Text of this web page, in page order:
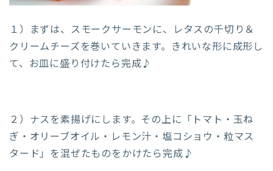
１）まずは、スモークサーモンに、レタスの千切り＆
クリームチーズを巻いていきます。きれいな形に成形し
て、お皿に盛り付けたら完成♪
２）ナスを素揚げにします。その上に「トマト・玉ね
ぎ・オリーブオイル・レモン汁・塩コショウ・粒マス
タード」を混ぜたものをかけたら完成♪